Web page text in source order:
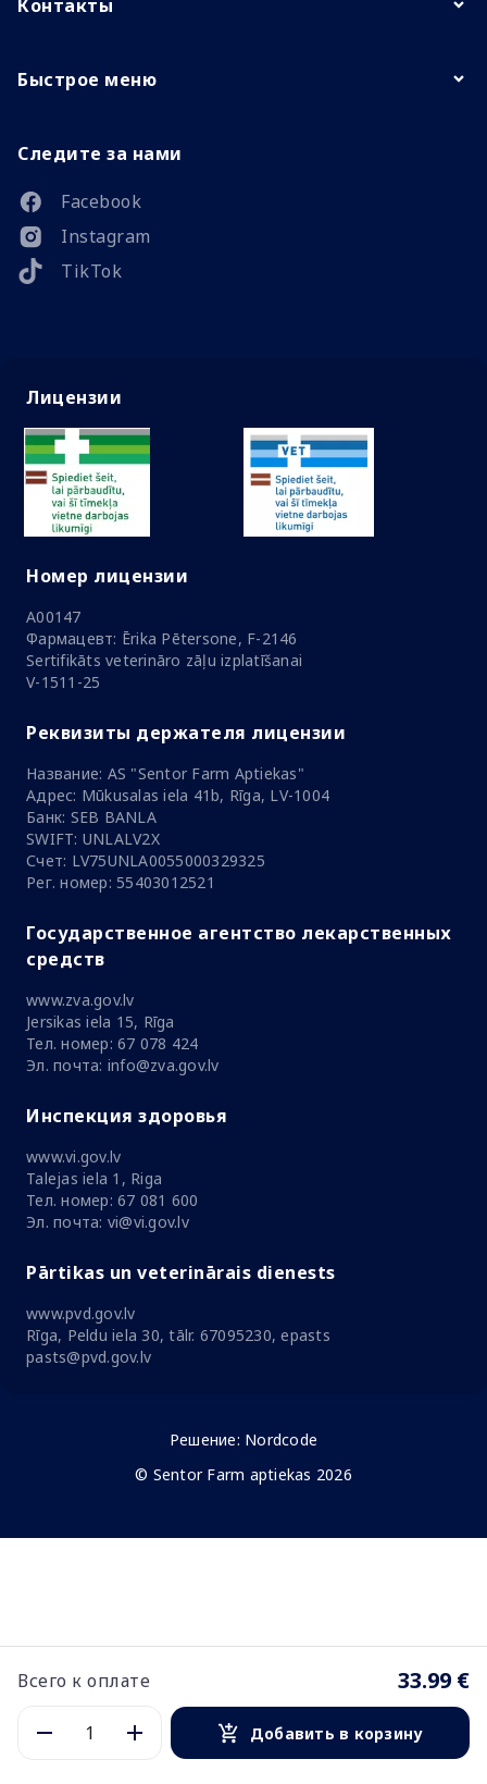
Всего к оплате 33.99 €
Добавить в корзину
Контакты
Быстрое меню
Следите за нами
Facebook
Instagram
TikTok
Лицензии
Номер лицензии
A00147
Фармацевт: Ērika Pētersone, F-2146
Sertifikāts veterināro zāļu izplatīšanai
V-1511-25
Реквизиты держателя лицензии
Название: AS "Sentor Farm Aptiekas"
Адрес: Mūkusalas iela 41b, Rīga, LV-1004
Банк: SEB BANLA
SWIFT: UNLALV2X
Счет: LV75UNLA0055000329325
Рег. номер: 55403012521
Государственное агентство лекарственных
средств
www.zva.gov.lv
Jersikas iela 15, Rīga
Тел. номер: 67 078 424
Эл. почта: info@zva.gov.lv
Инспекция здоровья
www.vi.gov.lv
Talejas iela 1, Riga
Тел. номер: 67 081 600
Эл. почта: vi@vi.gov.lv
Pārtikas un veterinārais dienests
www.pvd.gov.lv
Rīga, Peldu iela 30, tālr. 67095230, epasts
pasts@pvd.gov.lv
Решение: Nordcode
© Sentor Farm aptiekas 2026